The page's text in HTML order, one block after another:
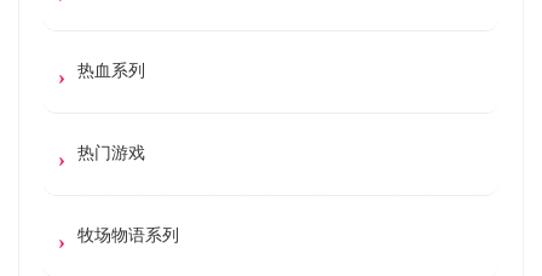
热血系列
热门游戏
牧场物语系列